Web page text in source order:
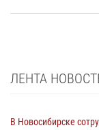
ЛЕНТА
В Новосибирске